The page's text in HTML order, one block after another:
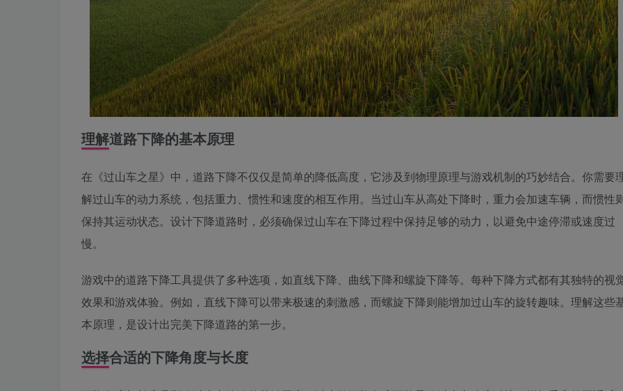
理解道路下降的基本原理
在《过山车之星》中，道路下降不仅仅是简单的降低高度，它涉及到物理原理与游戏机制的巧妙结合。你需要
解过山车的动力系统，包括重力、惯性和速度的相互作用。当过山车从高处下降时，重力会加速车辆，而惯性
保持其运动状态。设计下降道路时，必须确保过山车在下降过程中保持足够的动力，以避免中途停滞或速度过
慢。
游戏中的道路下降工具提供了多种选项，如直线下降、曲线下降和螺旋下降等。每种下降方式都有其独特的视
效果和游戏体验。例如，直线下降可以带来极速的刺激感，而螺旋下降则能增加过山车的旋转趣味。理解这些
本原理，是设计出完美下降道路的第一步。
选择合适的下降角度与长度